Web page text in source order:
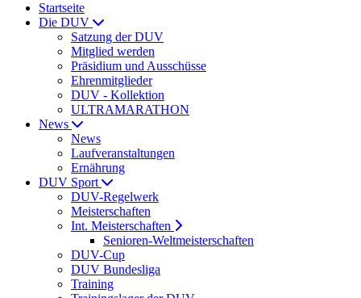
Startseite
Die DUV
Satzung der DUV
Mitglied werden
Präsidium und Ausschüsse
Ehrenmitglieder
DUV - Kollektion
ULTRAMARATHON
News
News
Laufveranstaltungen
Ernährung
DUV Sport
DUV-Regelwerk
Meisterschaften
Int. Meisterschaften
Senioren-Weltmeisterschaften
DUV-Cup
DUV Bundesliga
Training